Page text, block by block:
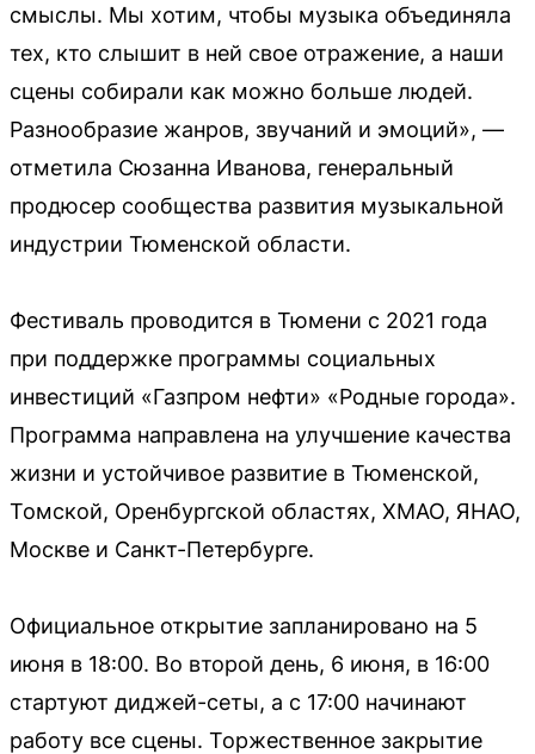
смыслы. Мы хотим, чтобы музыка объединяла
тех, кто слышит в ней свое отражение, а наши
сцены собирали как можно больше людей.
Разнообразие жанров, звучаний и эмоций», —
отметила Сюзанна Иванова, генеральный
продюсер сообщества развития музыкальной
индустрии Тюменской области.
Фестиваль проводится в Тюмени с 2021 года
при поддержке программы социальных
инвестиций «Газпром нефти» «Родные города».
Программа направлена на улучшение качества
жизни и устойчивое развитие в Тюменской,
Томской, Оренбургской областях, ХМАО, ЯНАО,
Москве и Санкт-Петербурге.
Официальное открытие запланировано на 5
июня в 18:00. Во второй день, 6 июня, в 16:00
стартуют диджей-сеты, а с 17:00 начинают
работу все сцены. Торжественное закрытие